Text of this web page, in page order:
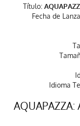
Título:
Fecha de
Idioma